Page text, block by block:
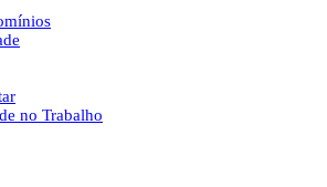
no Trabalho